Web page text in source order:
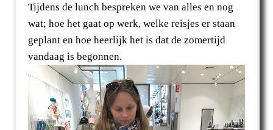
Tijdens de lunch bespreken we van alles en nog
wat; hoe het gaat op werk, welke reisjes er staan
geplant en hoe heerlijk het is dat de zomertijd
vandaag is begonnen.